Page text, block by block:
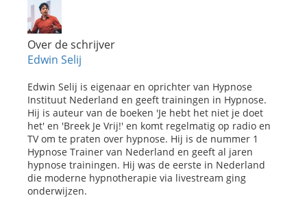
Over de schrijver
Edwin Selij
Edwin Selij is eigenaar en oprichter van Hypnose
Instituut Nederland en geeft trainingen in Hypnose.
Hij is auteur van de boeken 'Je hebt het niet je doet
het' en 'Breek Je Vrij!' en komt regelmatig op radio en
TV om te praten over hypnose. Hij is de nummer 1
Hypnose Trainer van Nederland en geeft al jaren
hypnose trainingen. Hij was de eerste in Nederland
die moderne hypnotherapie via livestream ging
onderwijzen.